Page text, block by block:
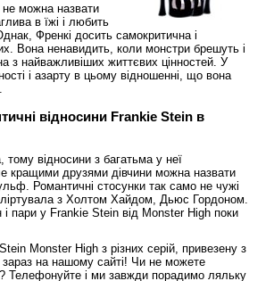
можна назвати
в їжі і любить
Френкі досить самокритична і
Вона ненавидить, коли монстри брешуть і
з найважливіших життєвих цінностей. У
і азарту в цьому відношенні, що вона
відносини Frankie Stein в
тому відносини з багатьма у неї
кращими друзями дівчини можна назвати
Романтичні стосунки так само не чужі
з Холтом Хайдом, Дьюс Гордоном.
і пари у Frankie Stein від Monster High поки
Monster High з різних серій, привезену з
на нашому сайті! Чи не можете
Телефонуйте і ми завжди порадимо ляльку